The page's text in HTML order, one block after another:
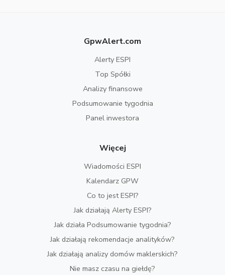
GpwAlert.com
Alerty ESPI
Top Spółki
Analizy finansowe
Podsumowanie tygodnia
Panel inwestora
Więcej
Wiadomości ESPI
Kalendarz GPW
Co to jest ESPI?
Jak działają Alerty ESPI?
Jak działa Podsumowanie tygodnia?
Jak działają rekomendacje analityków?
Jak działają analizy domów maklerskich?
Nie masz czasu na giełdę?